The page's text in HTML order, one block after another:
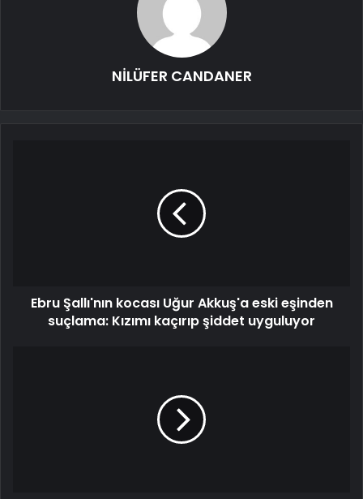
NİLÜFER CANDANER
Ebru Şallı'nın kocası Uğur Akkuş'a eski eşinden
suçlama: Kızımı kaçırıp şiddet uyguluyor